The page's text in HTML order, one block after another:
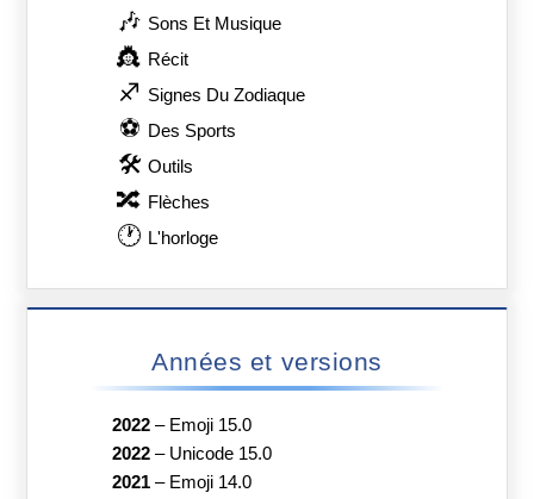
🎶 Sons Et Musique
👸 Récit
♐ Signes Du Zodiaque
⚽ Des Sports
🛠 Outils
🔀 Flèches
🕐 L'horloge
Années et versions
2022– Emoji 15.0
2022– Unicode 15.0
2021– Emoji 14.0